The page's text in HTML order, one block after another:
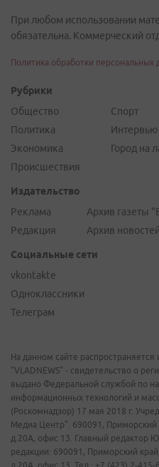
При любом использовании
обязательна. Коммерческий
Политика обработки персональных
Рубрики
Общество
Политика
Экономика
Происшествия
Спорт
Интервью
Город на
Издательство
Реклама
Редакция
Архив газеты
Архив новостей
Социальные сети
vkontakte
Одноклассники
Телеграм
На данном сайте
"VLADNEWS" - свидетельство о
выдано Федеральной службой по
информационных технологий и
(Роскомнадзор) 17 мая 2018 г.
Медиа Центр". 690091, Приморский
д.20А, офис 13. Главный редактор
редакции: 690091, Приморский